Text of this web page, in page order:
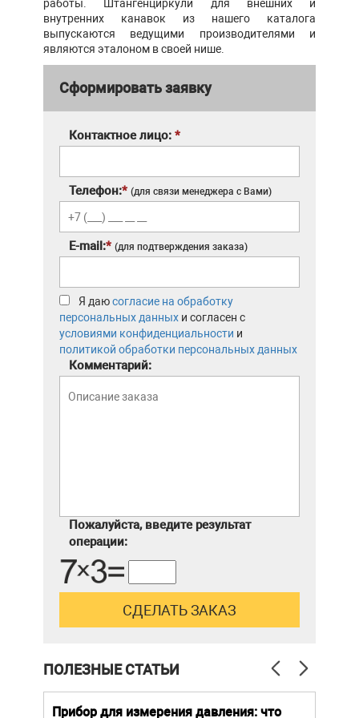
работы. Штангенциркули для внешних и
внутренних канавок из нашего каталога
выпускаются ведущими производителями и
являются эталоном в своей нише.
Сформировать заявку
Контактное лицо: *
Телефон:* (для связи менеджера с Вами)
E-mail:* (для подтверждения заказа)
Я даюсогласие на обработку
персональных данных и согласен с
условиями конфиденциальности и
политикой обработки персональных данных
Комментарий:
Пожалуйста, введите результат
операции:
ПОЛЕЗНЫЕ СТАТЬИ
Прибор для измерения давления: что